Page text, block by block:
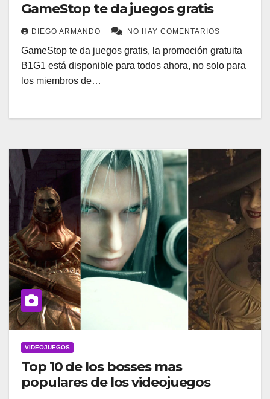
GameStop te da juegos gratis
DIEGO ARMANDO NO HAY COMENTARIOS
GameStop te da juegos gratis, la promoción gratuita
B1G1 está disponible para todos ahora, no solo para
los miembros de…
VIDEOJUEGOS
Top 10 de los bosses mas
populares de los videojuegos